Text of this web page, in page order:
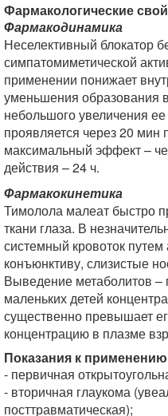
Фармакологические
Фармакодинамика
Неселективный блокатор
симпатомиметической
применении понижает
уменьшения образования
небольшого увеличения
проявляется через 20 мин
максимальный эффект –
действия – 24 ч.
Фармакокинетика
Тимолола малеат быстро
ткани глаза. В
системный кровоток
конъюнктиву, слизистые
Выведение метаболитов
маленьких детей
существенно превышает
концентрацию в плазме
Показания к применению
- первичная
- вторичная глаукома
посттравматическая);